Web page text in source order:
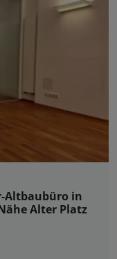
Altbaubüro in
Alter Platz